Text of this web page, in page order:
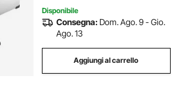
Disponibile
Consegna: Dom. Ago. 9 - Gio.
Ago. 13
Aggiungi al carrello